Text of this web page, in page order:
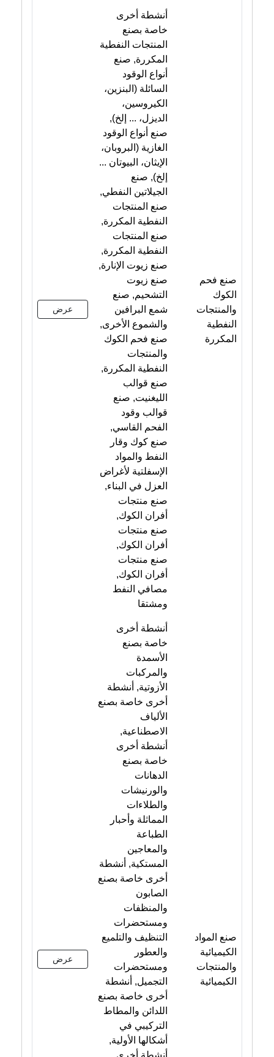
صنع فحم
الكوك
والمنتجات
النفطية
المكررة
أنشطة أخرى
خاصة بصنع
المنتجات النفطية
المكررة, صنع
أنواع الوقود
السائلة (البنزين،
الكيروسين،
الديزل، ... إلخ),
صنع أنواع الوقود
الغازية (البروبان،
الإيثان، البيوتان ...
إلخ), صنع
الجيلاتين النفطي,
صنع المنتجات
النفطية المكررة,
صنع المنتجات
النفطية المكررة,
صنع زيوت الإنارة,
صنع زيوت
التشحيم, صنع
شمع البرافين
والشموع الأخرى,
صنع فحم الكوك
والمنتجات
النفطية المكررة,
صنع قوالب
الليغنيت, صنع
قوالب وقود
الفحم القاسي,
صنع كوك وقار
النفط والمواد
الإسفلتية لأغراض
العزل في البناء,
صنع منتجات
أفران الكوك,
صنع منتجات
أفران الكوك,
صنع منتجات
أفران الكوك,
مصافي النفط
ومشتقا
عرض
صنع المواد
الكيميائية
والمنتجات
الكيميائية
أنشطة أخرى
خاصة بصنع
الأسمدة
والمركبات
الأزوتية, أنشطة
أخرى خاصة بصنع
الألياف
الاصطناعية,
أنشطة أخرى
خاصة بصنع
الدهانات
والورنيشات
والطلاءات
المماثلة وأحبار
الطباعة
والمعاجين
المستكية, أنشطة
أخرى خاصة بصنع
الصابون
والمنظفات
ومستحضرات
التنظيف والتلميع
والعطور
ومستحضرات
التجميل, أنشطة
أخرى خاصة بصنع
اللدائن والمطاط
التركيبي في
أشكالها الأولية,
عرض